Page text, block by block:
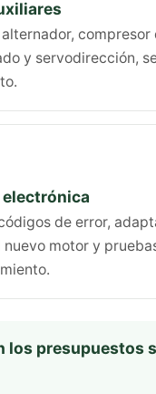
compresor
y servodirección,
de error,
motor y
los presupuestos